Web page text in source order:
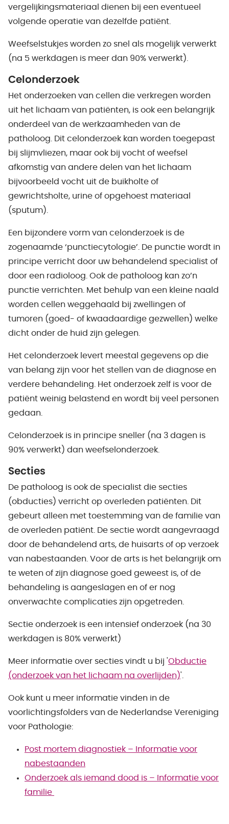
vergelijkingsmateriaal dienen bij een eventueel
volgende operatie van dezelfde patiënt.
Weefselstukjes worden zo snel als mogelijk verwerkt
(na 5 werkdagen is meer dan 90% verwerkt).
Celonderzoek
Het onderzoeken van cellen die verkregen worden
uit het lichaam van patiënten, is ook een belangrijk
onderdeel van de werkzaamheden van de
patholoog. Dit celonderzoek kan worden toegepast
bij slijmvliezen, maar ook bij vocht of weefsel
afkomstig van andere delen van het lichaam
bijvoorbeeld vocht uit de buikholte of
gewrichtsholte, urine of opgehoest materiaal
(sputum).
Een bijzondere vorm van celonderzoek is de
zogenaamde ‘punctiecytologie’. De punctie wordt in
principe verricht door uw behandelend specialist of
door een radioloog. Ook de patholoog kan zo’n
punctie verrichten. Met behulp van een kleine naald
worden cellen weggehaald bij zwellingen of
tumoren (goed- of kwaadaardige gezwellen) welke
dicht onder de huid zijn gelegen.
Het celonderzoek levert meestal gegevens op die
van belang zijn voor het stellen van de diagnose en
verdere behandeling. Het onderzoek zelf is voor de
patiënt weinig belastend en wordt bij veel personen
gedaan.
Celonderzoek is in principe sneller (na 3 dagen is
90% verwerkt) dan weefselonderzoek.
Secties
De patholoog is ook de specialist die secties
(obducties) verricht op overleden patiënten. Dit
gebeurt alleen met toestemming van de familie van
de overleden patiënt. De sectie wordt aangevraagd
door de behandelend arts, de huisarts of op verzoek
van nabestaanden. Voor de arts is het belangrijk om
te weten of zijn diagnose goed geweest is, of de
behandeling is aangeslagen en of er nog
onverwachte complicaties zijn opgetreden.
Sectie onderzoek is een intensief onderzoek (na 30
werkdagen is 80% verwerkt)
Meer informatie over secties vindt u bij 'Obductie
(onderzoek van het lichaam na overlijden)'.
Ook kunt u meer informatie vinden in de
voorlichtingsfolders van de Nederlandse Vereniging
voor Pathologie:
Post mortem diagnostiek – Informatie voor
nabestaanden
Onderzoek als iemand dood is – Informatie voor
familie